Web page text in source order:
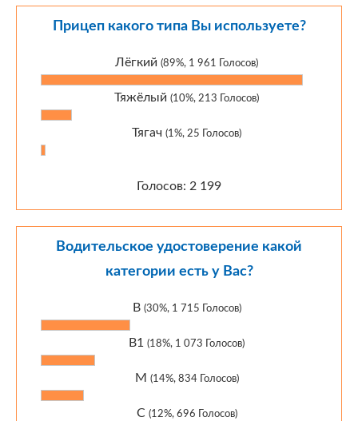
Прицеп какого типа Вы используете?
Лёгкий (89%, 1 961 Голосов)
Тяжёлый (10%, 213 Голосов)
Тягач (1%, 25 Голосов)
Голосов: 2 199
Водительское удостоверение какой
категории есть у Вас?
B (30%, 1 715 Голосов)
B1 (18%, 1 073 Голосов)
M (14%, 834 Голосов)
C (12%, 696 Голосов)